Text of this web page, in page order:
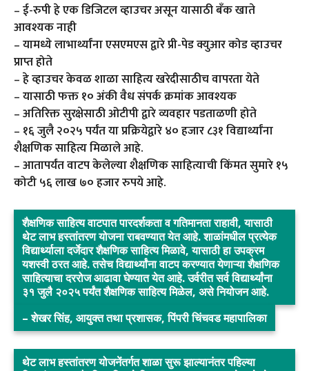
– ई-रुपी हे एक डिजिटल व्हाउचर असून यासाठी बँक खाते
आवश्यक नाही
– यामध्ये लाभार्थ्यांना एसएमएस द्वारे प्री-पेड क्युआर कोड व्हाउचर
प्राप्त होते
– हे व्हाउचर केवळ शाळा साहित्य खरेदीसाठीच वापरता येते
– यासाठी फक्त १० अंकी वैध संपर्क क्रमांक आवश्यक
– अतिरिक्त सुरक्षेसाठी ओटीपी द्वारे व्यवहार पडताळणी होते
– १६ जुलै २०२५ पर्यंत या प्रक्रियेद्वारे ४० हजार ८३१ विद्यार्थ्यांना
शैक्षणिक साहित्य मिळाले आहे.
– आतापर्यंत वाटप केलेल्या शैक्षणिक साहित्याची किंमत सुमारे १५
कोटी ५६ लाख ७० हजार रुपये आहे.
शैक्षणिक साहित्य वाटपात पारदर्शकता व गतिमानता राहावी, यासाठी
थेट लाभ हस्तांतरण योजना राबवण्यात येत आहे. शाळांमधील प्रत्येक
विद्यार्थ्याला दर्जेदार शैक्षणिक साहित्य मिळावे, यासाठी हा उपक्रम
यशस्वी ठरत आहे. तसेच विद्यार्थ्यांना वाटप करण्यात येणाऱ्या शैक्षणिक
साहित्याचा दररोज आढावा घेण्यात येत आहे. उर्वरीत सर्व विद्यार्थ्यांना
३१ जुलै २०२५ पर्यंत शैक्षणिक साहित्य मिळेल, असे नियोजन आहे.
– शेखर सिंह, आयुक्त तथा प्रशासक, पिंपरी चिंचवड महापालिका
थेट लाभ हस्तांतरण योजनेंतर्गत शाळा सुरू झाल्यानंतर पहिल्या